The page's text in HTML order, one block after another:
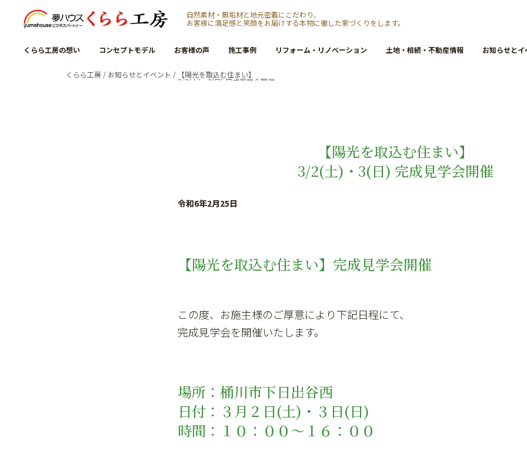
自然素材・無垢材と地元密着にこだわり、
お客様に満足感と笑顔をお届けする本物に徹した家づくりをします。
くらら工房の想い コンセプトモデル お客様の声 施工事例 リフォーム・リノベーション 土地・相続・不動産情報 お知らせとイ
くらら工房 / お知らせとイベント / 【陽光を取込む住まい】
3/2(土)・3(日) 完成見学会開催
【陽光を取込む住まい】
3/2(土)・3(日) 完成見学会開催
令和6年2月25日
【陽光を取込む住まい】完成見学会開催
この度、お施主様のご厚意により下記日程にて、
完成見学会を開催いたします。
場所：桶川市下日出谷西
日付：３月２日(土)・３日(日)
時間：１０：００～１６：００